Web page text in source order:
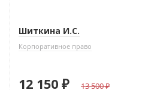
Шиткина И.С.
Корпоративное право
12 150 ₽ 13 500